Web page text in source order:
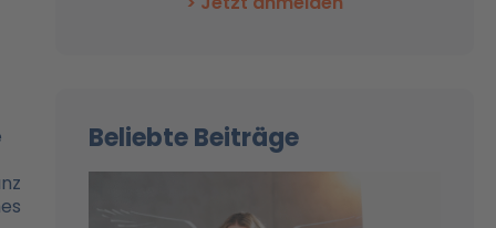
Beliebte Beiträge